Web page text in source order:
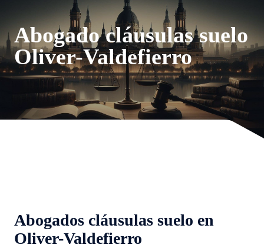
Abogado cláusulas suelo
Oliver-Valdefierro
Abogados cláusulas suelo en
Oliver-Valdefierro